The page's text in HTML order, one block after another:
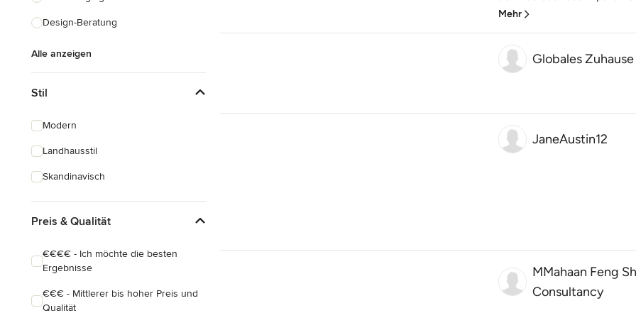
Design-Beratung
Alle anzeigen
Stil
Modern
Landhausstil
Skandinavisch
Preis & Qualität
€€€€ - Ich möchte die besten
Ergebnisse
€€€ - Mittlerer bis hoher Preis und
Qualität
Mehr
Globales Zuhause
JaneAustin12
MMahaan Feng
Consultancy